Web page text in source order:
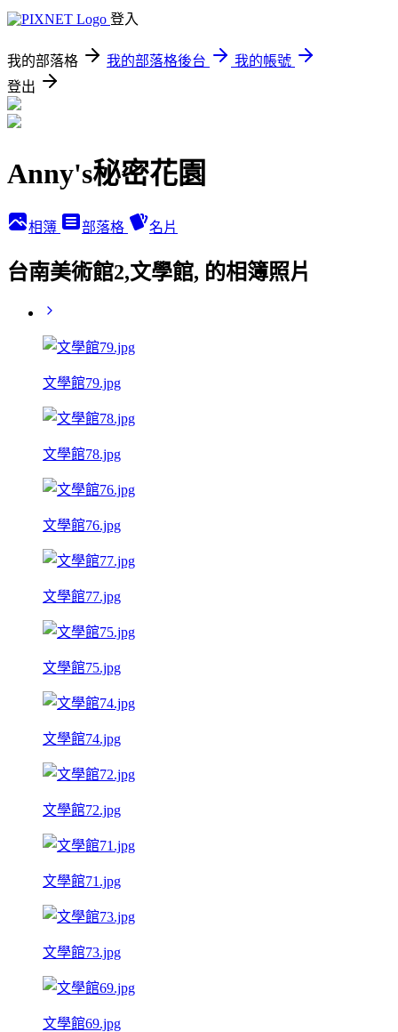
登入
我的部落格 我的部落格後台
我的帳號
登出
Anny's秘密花園
相簿 部落格 名片
台南美術館2,文學館, 的相簿照片
文學館79.jpg
文學館78.jpg
文學館76.jpg
文學館77.jpg
文學館75.jpg
文學館74.jpg
文學館72.jpg
文學館71.jpg
文學館73.jpg
文學館69.jpg